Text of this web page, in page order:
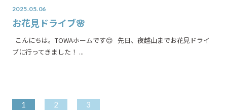
2025.05.06
お花見ドライブ🌸
こんにちは。TOWAホームです😊 先日、夜越山までお花見ドライ
ブに行ってきました！ ...
1 2 3